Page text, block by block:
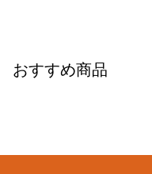
おすすめ商品